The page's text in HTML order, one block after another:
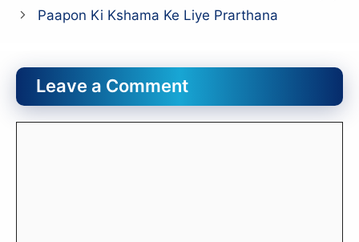
Paapon Ki Kshama Ke Liye Prarthana
Leave a Comment